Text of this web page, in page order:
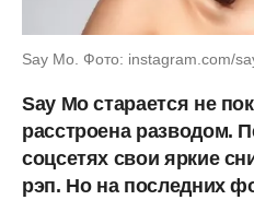
Say Mo. Фото: instagram.com/
Say Mo старается не
расстроена разводом.
соцсетях свои яркие
рэп. Но на последних